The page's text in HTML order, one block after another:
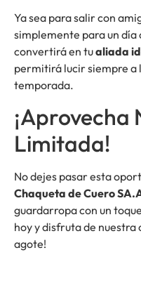
Ya sea para salir con
simplemente para un día
convertirá en tualiada
permitirá lucir siempre a
temporada.
Limitada!
No dejes pasar esta
Chaqueta de Cuero
guardarropa con un
hoy y disfruta de nuestra
agote!